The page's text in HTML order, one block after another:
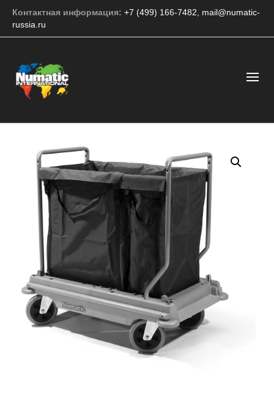
Контактная информация: +7 (499) 166-7482
mail@numatic-
russia.ru